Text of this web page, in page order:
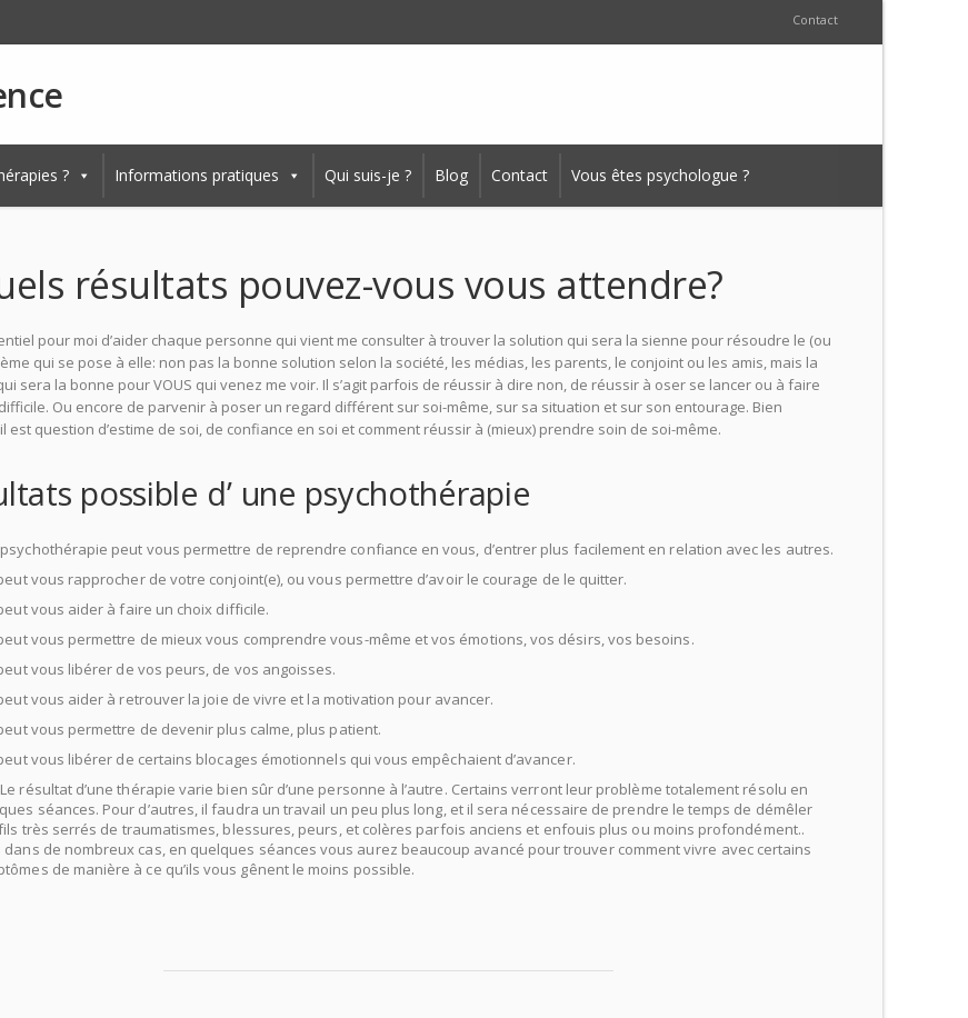
Contact
? Informations pratiques Qui suis-je ? Blog Contact Vous êtes psychologue ?
résultats pouvez-vous vous attendre?
pour moi d’aider chaque personne qui vient me consulter à trouver la solution qui sera la sienne pour résoudre le (ou
qui se pose à elle: non pas la bonne solution selon la société, les médias, les parents, le conjoint ou les amis, mais la
sera la bonne pour VOUS qui venez me voir. Il s’agit parfois de réussir à dire non, de réussir à oser se lancer ou à faire
Ou encore de parvenir à poser un regard différent sur soi-même, sur sa situation et sur son entourage. Bien
est question d’estime de soi, de confiance en soi et comment réussir à (mieux) prendre soin de soi-même.
possible d’ une psychothérapie
peut vous permettre de reprendre confiance en vous, d’entrer plus facilement en relation avec les autres.
vous rapprocher de votre conjoint(e), ou vous permettre d’avoir le courage de le quitter.
vous aider à faire un choix difficile.
vous permettre de mieux vous comprendre vous-même et vos émotions, vos désirs, vos besoins.
vous libérer de vos peurs, de vos angoisses.
vous aider à retrouver la joie de vivre et la motivation pour avancer.
vous permettre de devenir plus calme, plus patient.
vous libérer de certains blocages émotionnels qui vous empêchaient d’avancer.
résultat d’une thérapie varie bien sûr d’une personne à l’autre. Certains verront leur problème totalement résolu en
séances. Pour d’autres, il faudra un travail un peu plus long, et il sera nécessaire de prendre le temps de démêler
très serrés de traumatismes, blessures, peurs, et colères parfois anciens et enfouis plus ou moins profondément..
dans de nombreux cas, en quelques séances vous aurez beaucoup avancé pour trouver comment vivre avec certains
de manière à ce qu’ils vous gênent le moins possible.